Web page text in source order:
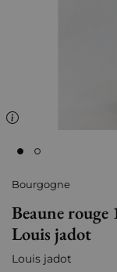
Bourgogne
Beaune rouge
Louis jadot
Louis jadot